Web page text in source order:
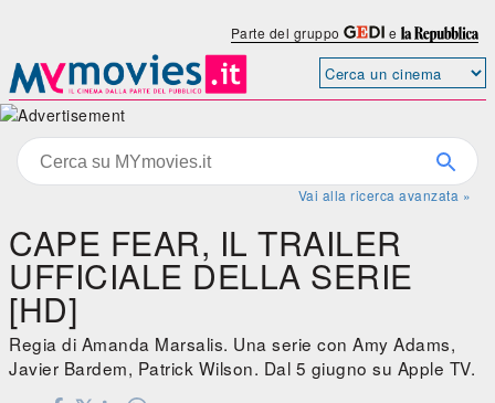
Parte del gruppo e
Vai alla ricerca avanzata »
CAPE FEAR, IL TRAILER
UFFICIALE DELLA SERIE
[HD]
Regia di Amanda Marsalis. Una serie con Amy Adams,
Javier Bardem, Patrick Wilson. Dal 5 giugno su Apple TV.